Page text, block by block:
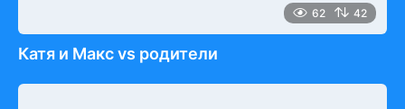
62 42
Катя и Макс vs родители